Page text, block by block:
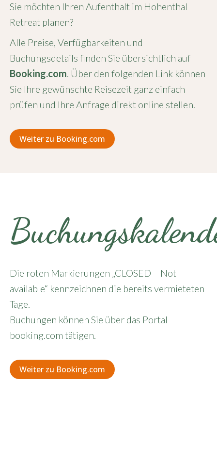
Sie möchten Ihren Aufenthalt im Hohenthal
Retreat planen?
Alle Preise, Verfügbarkeiten und
Buchungsdetails finden Sie übersichtlich auf
Booking.com. Über den folgenden Link können
Sie Ihre gewünschte Reisezeit ganz einfach
prüfen und Ihre Anfrage direkt online stellen.
Weiter zu Booking.com
Die roten Markierungen „CLOSED – Not
available“ kennzeichnen die bereits vermieteten
Tage.
Buchungen können Sie über das Portal
booking.com tätigen.
Weiter zu Booking.com